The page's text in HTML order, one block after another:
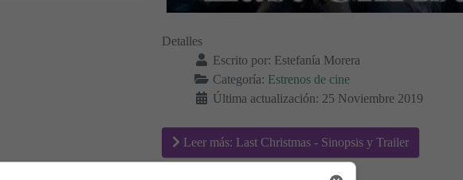
Detalles
Escrito por: Estefanía Morera
Categoría: Estrenos de cine
Última actualización: 25 Noviembre 2019
Leer más: Last Christmas - Sinopsis y Trailer